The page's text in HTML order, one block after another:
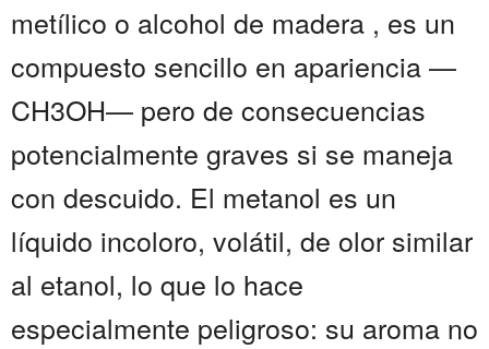
metílico o alcohol de madera , es un
compuesto sencillo en apariencia —
CH3OH— pero de consecuencias
potencialmente graves si se maneja
con descuido. El metanol es un
líquido incoloro, volátil, de olor similar
al etanol, lo que lo hace
especialmente peligroso: su aroma no